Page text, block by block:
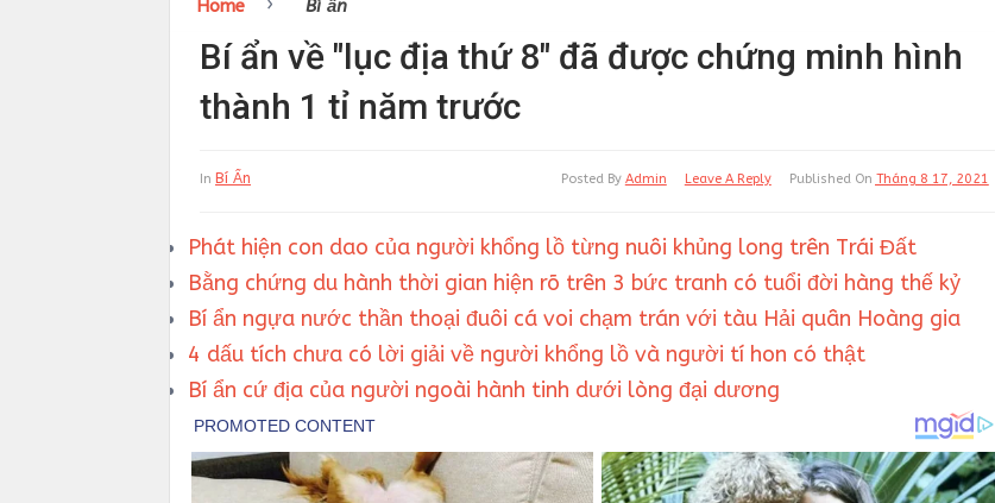
Home Bí ẩn
Bí ẩn về "lục địa thứ 8" đã được chứng minh hình
thành 1 tỉ năm trước
In Bí Ẩn Published On Tháng 8 17, 2021
Leave A Reply
Posted By Admin
Phát hiện con dao của người khổng lồ từng nuôi khủng long trên Trái Đất
Bằng chứng du hành thời gian hiện rõ trên 3 bức tranh có tuổi đời hàng thế kỷ
Bí ẩn ngựa nước thần thoại đuôi cá voi chạm trán với tàu Hải quân Hoàng gia
4 dấu tích chưa có lời giải về người khổng lồ và người tí hon có thật
Bí ẩn cứ địa của người ngoài hành tinh dưới lòng đại dương